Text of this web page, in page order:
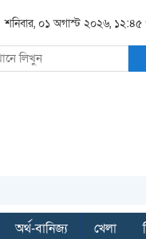
শনিবার, ০১ অগাস্ট ২০২৬, ১২:৪৫
অর্থ-বানিজ্য খেলা